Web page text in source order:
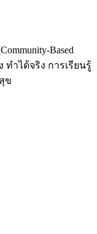
Based
ทำได้จริง การเรียนรู้
ข